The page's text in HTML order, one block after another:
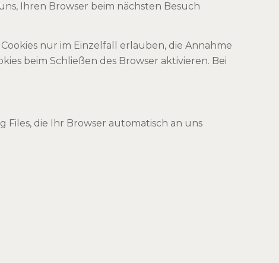
Ihren Browser beim nächsten Besuch
nur im Einzelfall erlauben, die Annahme
beim Schließen des Browser aktivieren. Bei
die Ihr Browser automatisch an uns